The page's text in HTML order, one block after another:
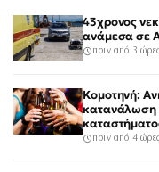
43χρονος
ανάμεσα σε
πριν από 3 ώρες
Κομοτηνή:
κατανάλωση
πριν από 4 ώρες